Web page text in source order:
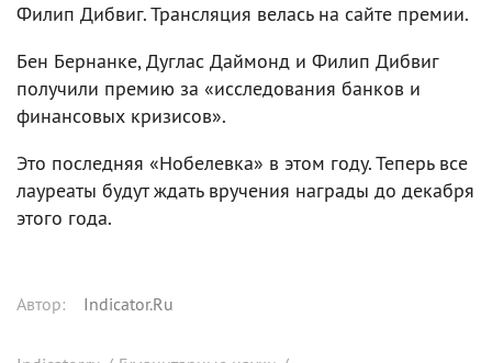
Филип Дибвиг. Трансляция велась на сайте премии.
Бен Бернанке, Дуглас Даймонд и Филип Дибвиг
получили премию за «исследования банков и
финансовых кризисов».
Это последняя «Нобелевка» в этом году. Теперь все
лауреаты будут ждать вручения награды до декабря
этого года.
Автор: Indicator.Ru